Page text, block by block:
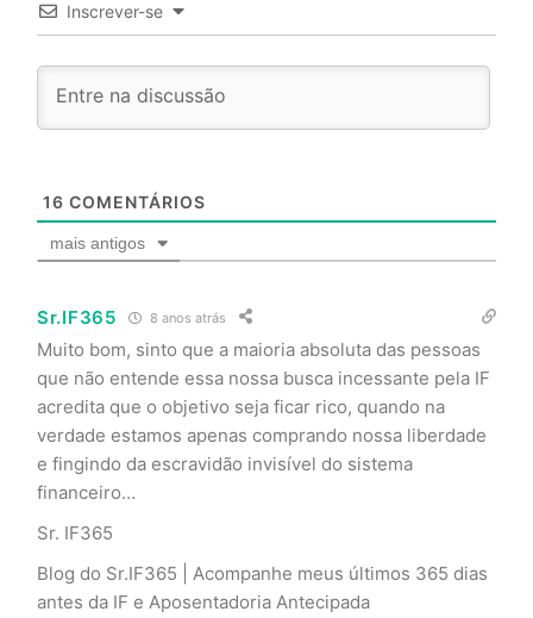
Inscrever-se
16 COMENTÁRIOS
mais antigos
Sr.IF365 8 anos atrás
Muito bom, sinto que a maioria absoluta das pessoas
que não entende essa nossa busca incessante pela IF
acredita que o objetivo seja ficar rico, quando na
verdade estamos apenas comprando nossa liberdade
e fingindo da escravidão invisível do sistema
financeiro…
Sr. IF365
Blog do Sr.IF365 | Acompanhe meus últimos 365 dias
antes da IF e Aposentadoria Antecipada